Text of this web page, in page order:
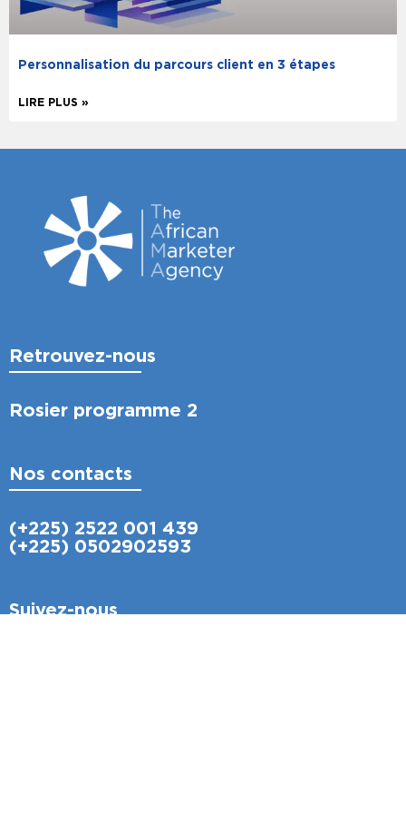
Personnalisation du parcours client en 3 étapes
LIRE PLUS »
Retrouvez-nous
Rosier programme 2
Nos contacts
(+225) 2522 001 439
(+225) 0502902593
Suivez-nous